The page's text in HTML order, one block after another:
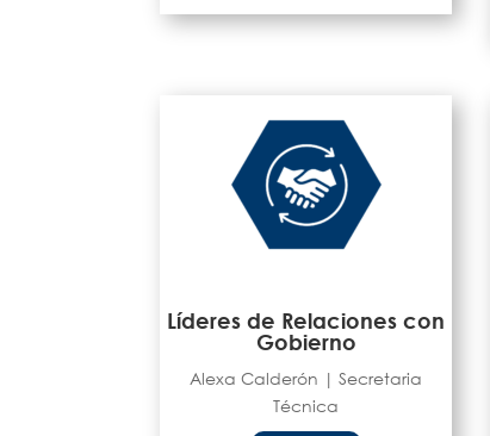
Líderes de Relaciones con
Gobierno
Alexa Calderón | Secretaria
Técnica